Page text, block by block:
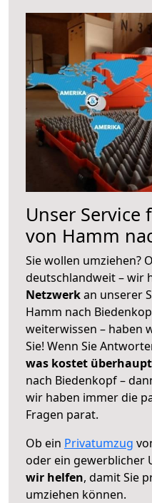
Unser
von Hamm
Sie wollen umziehen?
deutschlandweit – wir
Netzwerkan unserer
Hamm nach
weiterwissen – haben
Sie! Wenn Sie
was kostet
nach Biedenkopf –
wir haben immer die
Fragen parat.
Ob ein Privatumzug
oder ein gewerblicher
wir helfen, damit Sie
umziehen können.